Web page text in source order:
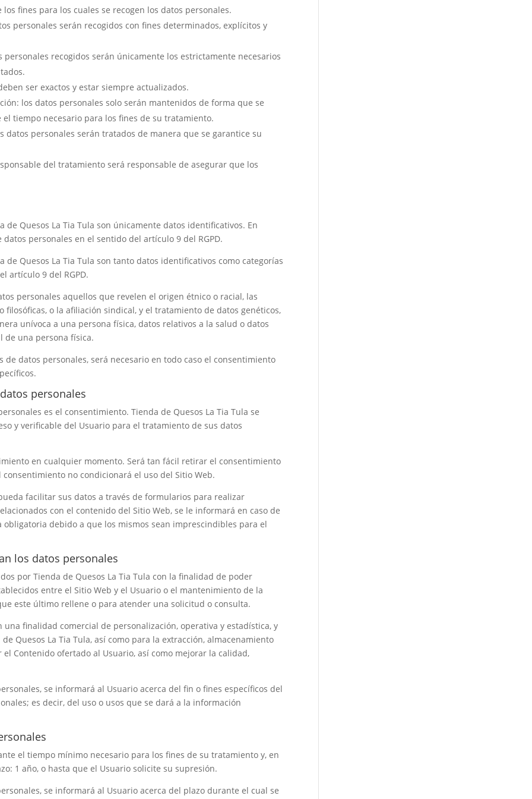
fines para los cuales se recogen los datos personales.
personales serán recogidos con fines determinados, explícitos y
recogidos serán únicamente los estrictamente necesarios
ser exactos y estar siempre actualizados.
los datos personales solo serán mantenidos de forma que se
tiempo necesario para los fines de su tratamiento.
personales serán tratados de manera que se garantice su
del tratamiento será responsable de asegurar que los
de Quesos La Tia Tula son únicamente datos identificativos. En
personales en el sentido del artículo 9 del RGPD.
de Quesos La Tia Tula son tanto datos identificativos como categorías
artículo 9 del RGPD.
personales aquellos que revelen el origen étnico o racial, las
filosóficas, o la afiliación sindical, y el tratamiento de datos genéticos,
unívoca a una persona física, datos relativos a la salud o datos
de una persona física.
datos personales, será necesario en todo caso el consentimiento
personales
es el consentimiento.Tienda de Quesos La Tia Tula se
y verificable del Usuario para el tratamiento de sus datos
en cualquier momento. Será tan fácil retirar el consentimiento
no condicionará el uso del Sitio Web.
facilitar sus datos a través de formularios para realizar
con el contenido del Sitio Web, se le informará en caso de
debido a que los mismos sean imprescindibles para el
los datos personales
porTienda de Quesos La Tia Tula con la finalidad de poder
entre el Sitio Web y el Usuario o el mantenimiento de la
este último rellene o para atender una solicitud o consulta.
finalidad comercial de personalización, operativa y estadística, y
de Quesos La Tia Tula, así como para la extracción, almacenamiento
Contenido ofertado al Usuario, así como mejorar la calidad,
se informará al Usuario acerca del fin o fines específicos del
es decir, del uso o usos que se dará a la información
el tiempo mínimo necesario para los fines de su tratamiento y, en
1 año, o hasta que el Usuario solicite su supresión.
se informará al Usuario acerca del plazo durante el cual se